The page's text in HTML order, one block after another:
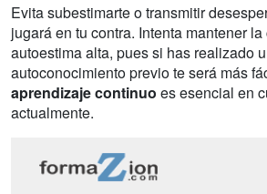
Evita subestimarte o transmitir
jugará en tu contra. Intenta mantener
autoestima alta, pues si has realizado
autoconocimiento previo te será más
aprendizaje continuo es esencial en
actualmente.